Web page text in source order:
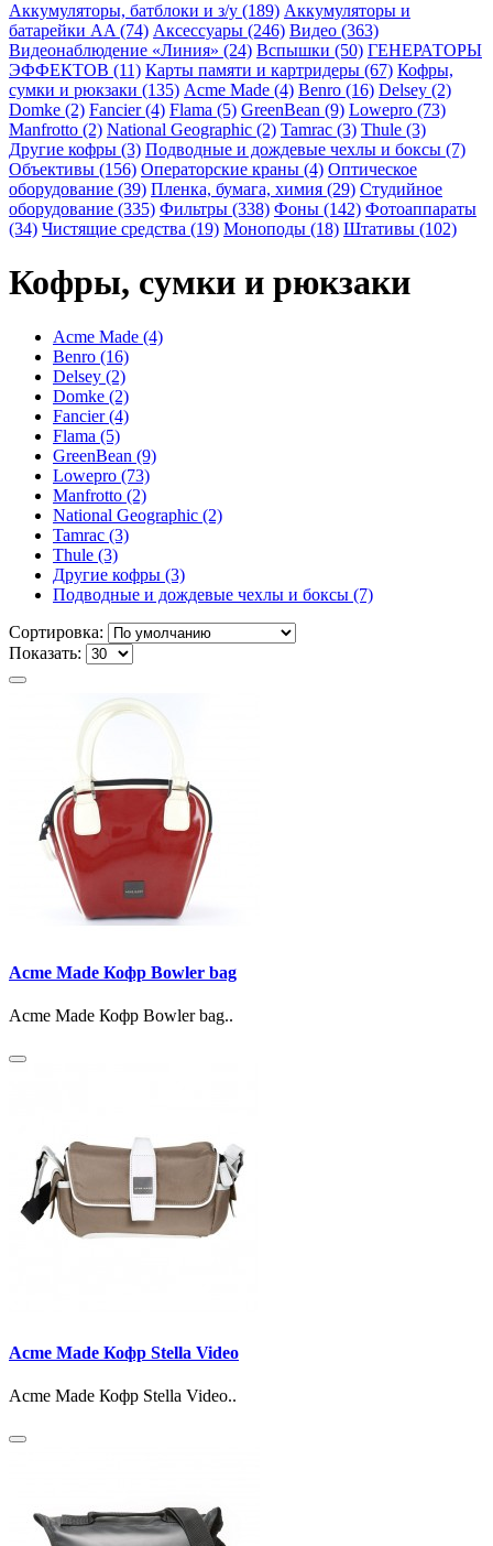
Аккумуляторы, батблоки и з/у (189) Аккумуляторы и
батарейки AA (74) Аксессуары (246) Видео (363)
Видеонаблюдение «Линия» (24) Вспышки (50) ГЕНЕРАТОРЫ
ЭФФЕКТОВ (11) Карты памяти и картридеры (67) Кофры,
сумки и рюкзаки (135) Acme Made (4) Benro (16) Delsey (2)
Domke (2) Fancier (4) Flama (5) GreenBean (9) Lowepro (73)
Manfrotto (2) National Geographic (2) Tamrac (3) Thule (3)
Другие кофры (3) Подводные и дождевые чехлы и боксы (7)
Объективы (156) Операторские краны (4) Оптическое
оборудование (39) Пленка, бумага, химия (29) Студийное
оборудование (335) Фильтры (338) Фоны (142) Фотоаппараты
(34) Чистящие средства (19) Моноподы (18) Штативы (102)
Кофры, сумки и рюкзаки
Acme Made (4)
Benro (16)
Delsey (2)
Domke (2)
Fancier (4)
Flama (5)
GreenBean (9)
Lowepro (73)
Manfrotto (2)
National Geographic (2)
Tamrac (3)
Thule (3)
Другие кофры (3)
Подводные и дождевые чехлы и боксы (7)
Сортировка:
Показать:
Acme Made Кофр Bowler bag
Acme Made Кофр Bowler bag..
Acme Made Кофр Stella Video
Acme Made Кофр Stella Video..